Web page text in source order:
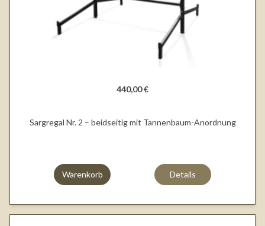
440,00 €
Sargregal Nr. 2 – beidseitig mit Tannenbaum-Anordnung
Warenkorb Details